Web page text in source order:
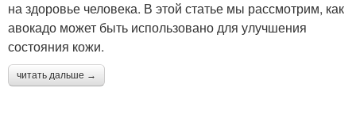
на здоровье человека. В этой статье мы рассмотрим, как
авокадо может быть использовано для улучшения
состояния кожи.
читать дальше →